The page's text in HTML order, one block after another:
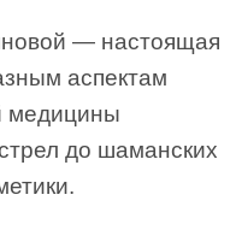
— настоящая
аспектам
медицины
до шаманских